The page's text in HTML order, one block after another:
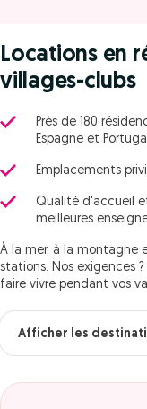
Locations en
villages-clubs
Près de 180
Espagne et
Emplacements
Qualité d'accueil
meilleures
À la mer, à la montagne
stations. Nos exigences
faire vivre pendant vos
Afficher les